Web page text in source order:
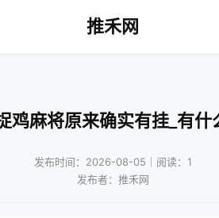
推禾网
鸡麻将原来确实有挂_有
发布时间：2026-08-05｜阅读：1
发布者：推禾网